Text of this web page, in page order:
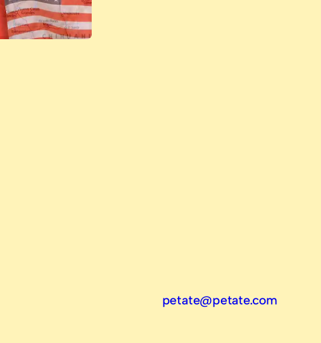
petate@petate.com